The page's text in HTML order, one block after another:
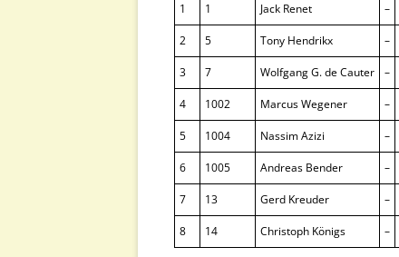
1 1 Jack Renet –
2 5 Tony Hendrikx –
3 7 Wolfgang G. de Cauter –
4 1002 Marcus Wegener –
5 1004 Nassim Azizi –
6 1005 Andreas Bender –
7 13 Gerd Kreuder –
8 14 Christoph Königs –